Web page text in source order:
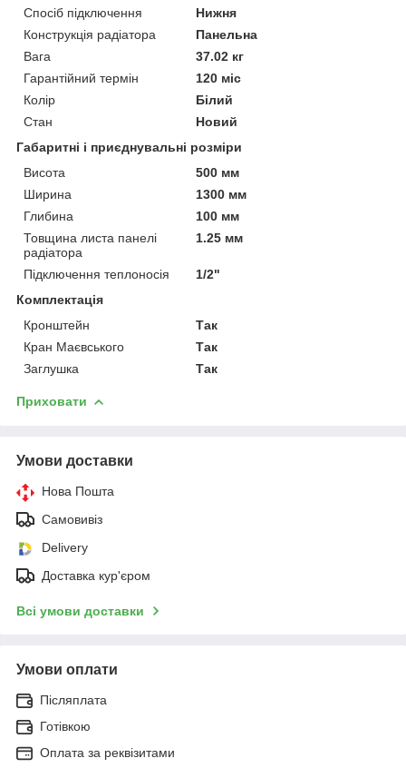
Спосіб підключення
Нижня
Конструкція радіатора
Панельна
Вага
37.02 кг
Гарантійний термін
120 міс
Колір
Білий
Стан
Новий
Габаритні і приєднувальні розміри
Висота
500 мм
Ширина
1300 мм
Глибина
100 мм
Товщина листа панелі
радіатора
1.25 мм
Підключення теплоносія
1/2"
Комплектація
Кронштейн
Так
Кран Маєвського
Так
Заглушка
Так
Приховати
Умови доставки
Нова Пошта
Самовивіз
Delivery
Доставка кур'єром
Всі умови доставки
Умови оплати
Післяплата
Готівкою
Оплата за реквізитами